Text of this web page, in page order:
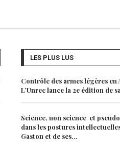
LES PLUS LUS
Contrôle des armes légères en
L’Unrec lance la 2e édition de
Science, non science et
dans les postures
Gaston et de ses...